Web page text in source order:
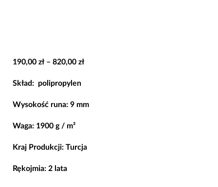
190,00 zł – 820,00 złZakres
190,00 zł
Skład: polipropylen
Wysokość runa: 9 mm
Waga: 1900 g / m²
Kraj Produkcji: Turcja
Rękojmia: 2 lata